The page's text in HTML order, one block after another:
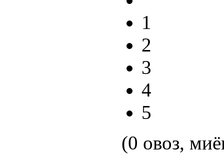
1
2
3
4
5
(0 овоз,